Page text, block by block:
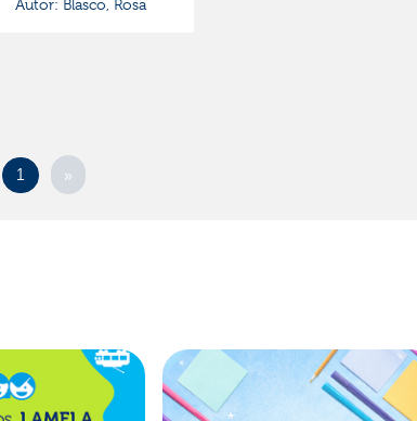
Autor: Blasco, Rosa
1 »